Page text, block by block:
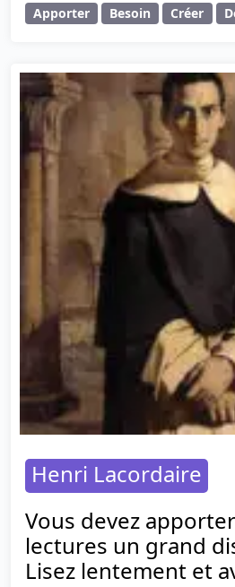
Apporter Besoin Créer
Henri Lacordaire
Vous devez
lectures un grand
Lisez lentement et